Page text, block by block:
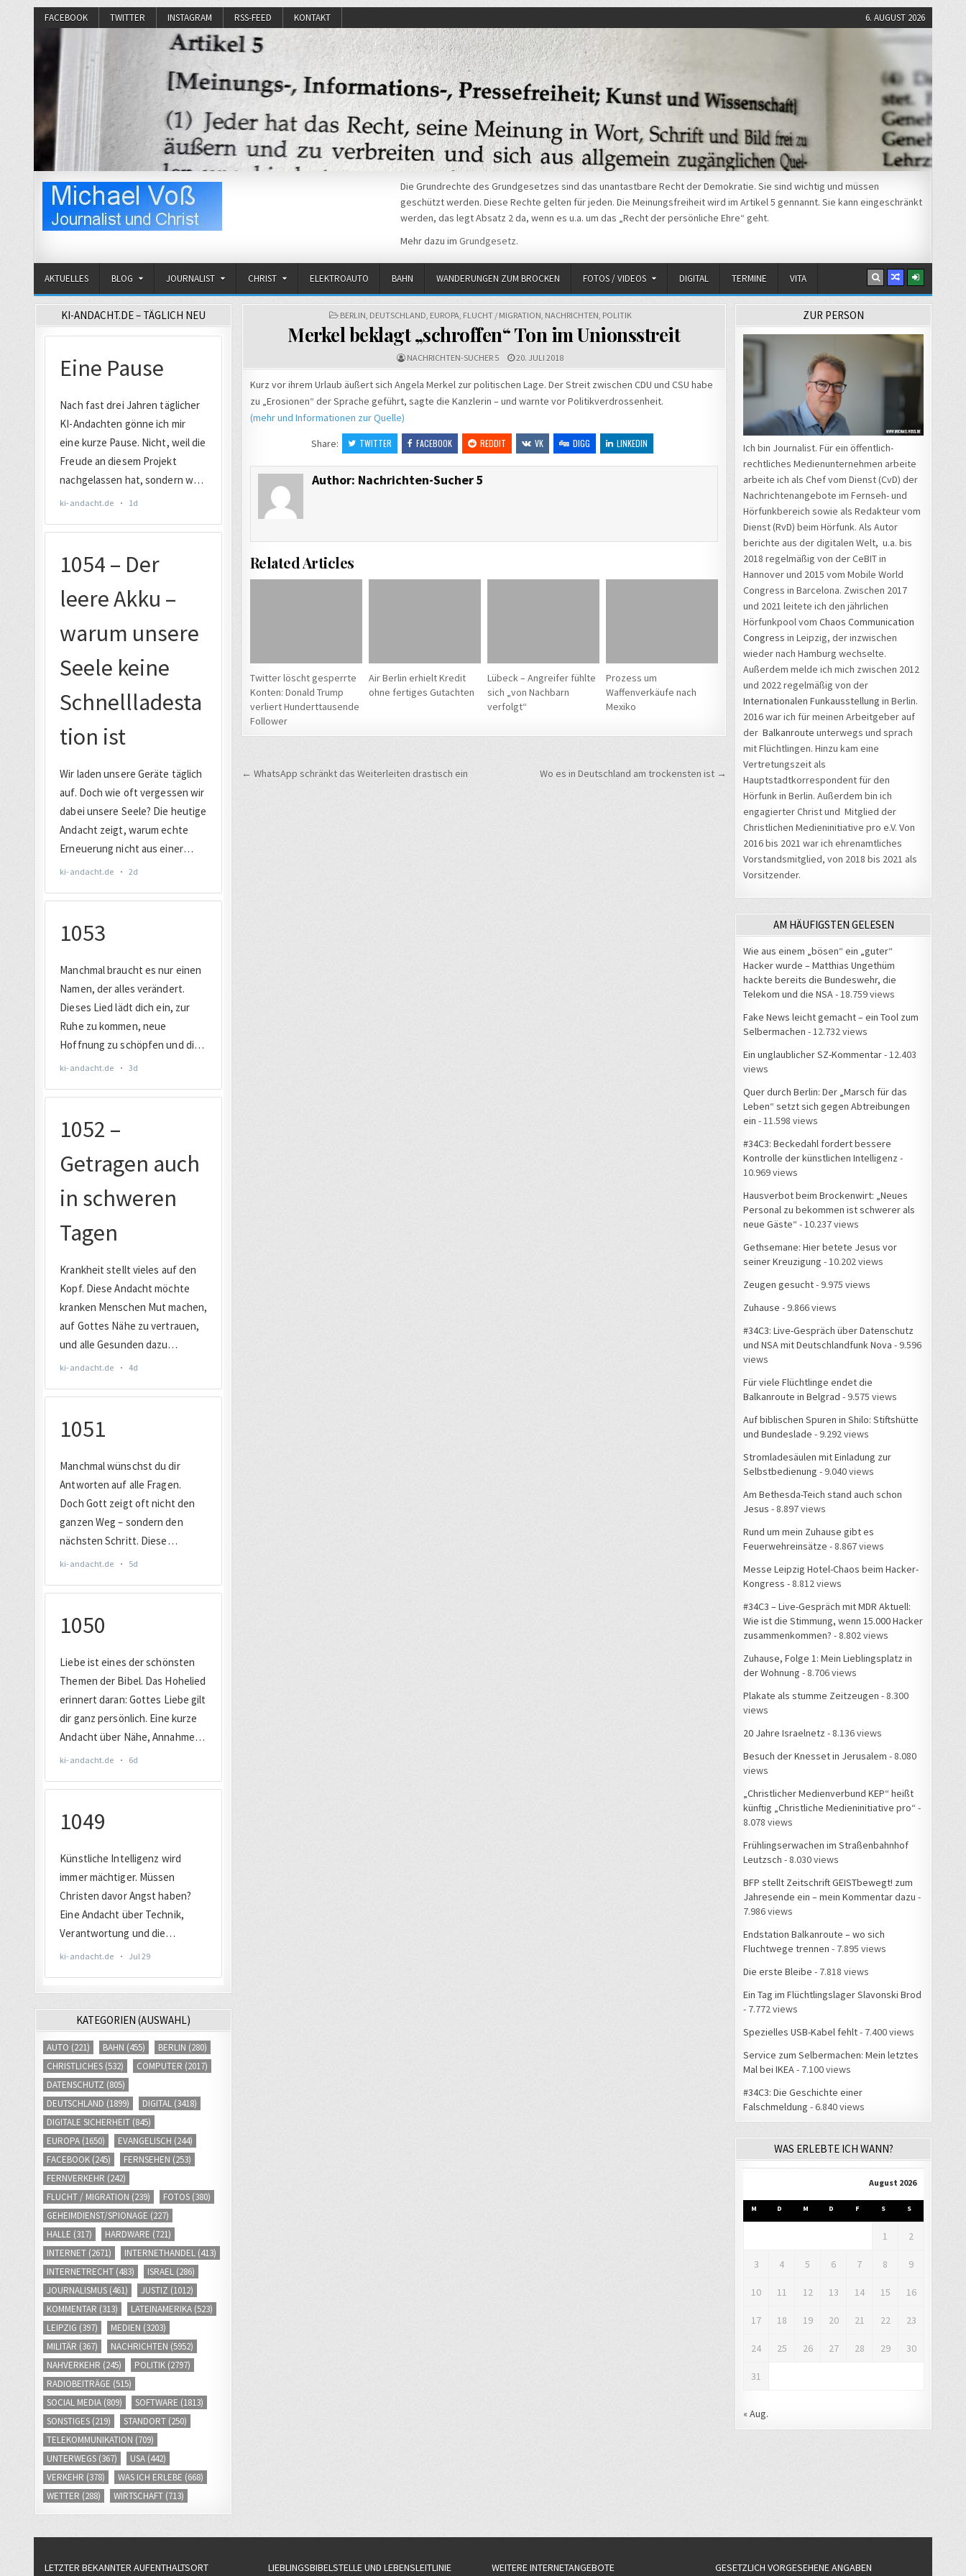
FACEBOOK TWITTER INSTAGRAM RSS-FEED KONTAKT 6. AUGUST 2026
Die Grundrechte des Grundgesetzes sind das unantastbare Recht der Demokratie. Sie sind wichtig und müssen
geschützt werden. Diese Rechte gelten für jeden. Die Meinungsfreiheit wird im Artikel 5 gennannt. Sie kann eingeschränkt
werden, das legt Absatz 2 da, wenn es u.a. um das „Recht der persönliche Ehre“ geht.
Mehr dazu im Grundgesetz.
AKTUELLES BLOG JOURNALIST CHRIST ELEKTROAUTO BAHN WANDERUNGEN ZUM BROCKEN FOTOS / VIDEOS DIGITAL TERMINE VITA
POSTED
IN
BERLIN DEUTSCHLAND EUROPA FLUCHT / MIGRATION NACHRICHTEN POLITIK
Merkel beklagt „schroffen“ Ton im Unionsstreit
NACHRICHTEN-SUCHER 5 20. JULI 2018
Kurz vor ihrem Urlaub äußert sich Angela Merkel zur politischen Lage. Der Streit zwischen CDU und CSU habe
zu „Erosionen“ der Sprache geführt, sagte die Kanzlerin – und warnte vor Politikverdrossenheit.
(mehr und Informationen zur Quelle)
Share:
TWITTER FACEBOOK REDDIT VK DIGG LINKEDIN
Author: Nachrichten-Sucher 5
Related Articles
Twitter löscht gesperrte
Konten: Donald Trump
verliert Hunderttausende
Follower
Air Berlin erhielt Kredit
ohne fertiges Gutachten
Lübeck – Angreifer fühlte
sich „von Nachbarn
verfolgt“
Prozess um
Waffenverkäufe nach
Mexiko
Beitragsnavigation Wo es in Deutschland am trockensten ist →
← WhatsApp schränkt das Weiterleiten drastisch ein
KI-ANDACHT.DE – TÄGLICH NEU
KATEGORIEN (AUSWAHL)
AUTO (221) BAHN (455) BERLIN (280)
CHRISTLICHES (532) COMPUTER (2017)
DATENSCHUTZ (805)
DEUTSCHLAND (1899) DIGITAL (3418)
DIGITALE SICHERHEIT (845)
EUROPA (1650) EVANGELISCH (244)
FACEBOOK (245) FERNSEHEN (253)
FERNVERKEHR (242)
FLUCHT / MIGRATION (239) FOTOS (380)
GEHEIMDIENST/SPIONAGE (227)
HALLE (317) HARDWARE (721)
INTERNET (2671) INTERNETHANDEL (413)
INTERNETRECHT (483) ISRAEL (286)
JOURNALISMUS (461) JUSTIZ (1012)
KOMMENTAR (313) LATEINAMERIKA (523)
LEIPZIG (397) MEDIEN (3203)
MILITÄR (367) NACHRICHTEN (5952)
NAHVERKEHR (245) POLITIK (2797)
RADIOBEITRÄGE (515)
SOCIAL MEDIA (809) SOFTWARE (1813)
SONSTIGES (219) STANDORT (250)
TELEKOMMUNIKATION (709)
UNTERWEGS (367) USA (442)
VERKEHR (378) WAS ICH ERLEBE (668)
WETTER (288) WIRTSCHAFT (713)
ZUR PERSON
Ich bin Journalist. Für ein öffentlich-
rechtliches Medienunternehmen arbeite
arbeite ich als Chef vom Dienst (CvD) der
Nachrichtenangebote im Fernseh- und
Hörfunkbereich sowie als Redakteur vom
Dienst (RvD) beim Hörfunk. Als Autor
berichte aus der digitalen Welt, u.a. bis
2018 regelmäßig von der CeBIT in
Hannover und 2015 vom Mobile World
Congress in Barcelona. Zwischen 2017
und 2021 leitete ich den jährlichen
Hörfunkpool vom Chaos Communication
Congress in Leipzig, der inzwischen
wieder nach Hamburg wechselte.
Außerdem melde ich mich zwischen 2012
und 2022 regelmäßig von der
Internationalen Funkausstellung in Berlin.
2016 war ich für meinen Arbeitgeber auf
der Balkanroute unterwegs und sprach
mit Flüchtlingen. Hinzu kam eine
Vertretungszeit als
Hauptstadtkorrespondent für den
Hörfunk in Berlin. Außerdem bin ich
engagierter Christ und Mitglied der
Christlichen Medieninitiative pro e.V. Von
2016 bis 2021 war ich ehrenamtliches
Vorstandsmitglied, von 2018 bis 2021 als
Vorsitzender.
AM HÄUFIGSTEN GELESEN
Wie aus einem „bösen“ ein „guter“
Hacker wurde – Matthias Ungethüm
hackte bereits die Bundeswehr, die
Telekom und die NSA - 18.759 views
Fake News leicht gemacht – ein Tool zum
Selbermachen - 12.732 views
Ein unglaublicher SZ-Kommentar- 12.403
views
Quer durch Berlin: Der „Marsch für das
Leben“ setzt sich gegen Abtreibungen
ein - 11.598 views
#34C3: Beckedahl fordert bessere
Kontrolle der künstlichen Intelligenz -
10.969 views
Hausverbot beim Brockenwirt: „Neues
Personal zu bekommen ist schwerer als
neue Gäste“ - 10.237 views
Gethsemane: Hier betete Jesus vor
seiner Kreuzigung - 10.202 views
Zeugen gesucht- 9.975 views
Zuhause - 9.866 views
#34C3: Live-Gespräch über Datenschutz
und NSA mit Deutschlandfunk Nova - 9.596
views
Für viele Flüchtlinge endet die
Balkanroute in Belgrad - 9.575 views
Auf biblischen Spuren in Shilo: Stiftshütte
und Bundeslade - 9.292 views
Stromladesäulen mit Einladung zur
Selbstbedienung - 9.040 views
Am Bethesda-Teich stand auch schon
Jesus - 8.897 views
Rund um mein Zuhause gibt es
Feuerwehreinsätze - 8.867 views
Messe Leipzig Hotel-Chaos beim Hacker-
Kongress - 8.812 views
#34C3 – Live-Gespräch mit MDR Aktuell:
Wie ist die Stimmung, wenn 15.000 Hacker
zusammenkommen? - 8.802 views
Zuhause, Folge 1: Mein Lieblingsplatz in
der Wohnung - 8.706 views
Plakate als stumme Zeitzeugen - 8.300
views
20 Jahre Israelnetz - 8.136 views
Besuch der Knesset in Jerusalem - 8.080
views
„Christlicher Medienverbund KEP“ heißt
künftig „Christliche Medieninitiative pro“ -
8.078 views
Frühlingserwachen im Straßenbahnhof
Leutzsch - 8.030 views
BFP stellt Zeitschrift GEISTbewegt! zum
Jahresende ein – mein Kommentar dazu -
7.986 views
Endstation Balkanroute – wo sich
Fluchtwege trennen - 7.895 views
Die erste Bleibe - 7.818 views
Ein Tag im Flüchtlingslager Slavonski Brod
- 7.772 views
Spezielles USB-Kabel fehlt- 7.400 views
Service zum Selbermachen: Mein letztes
Mal bei IKEA - 7.100 views
#34C3: Die Geschichte einer
Falschmeldung - 6.840 views
WAS ERLEBTE ICH WANN?
August 2026
M D M D F S S
1 2
3 4 5 6 7 8 9
10 11 12 13 14 15 16
17 18 19 20 21 22 23
24 25 26 27 28 29 30
31
« Aug.
LETZTER BEKANNTER AUFENTHALTSORT LIEBLINGSBIBELSTELLE UND LEBENSLEITLINIE WEITERE INTERNETANGEBOTE GESETZLICH VORGESEHENE ANGABEN